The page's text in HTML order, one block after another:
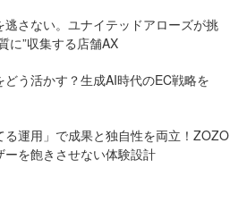
逃さない。ユナイテッドアローズが挑
に”収集する店舗AX
う活かす？生成AI時代のEC戦略を
る運用」で成果と独自性を両立！ZOZO
を飽きさせない体験設計